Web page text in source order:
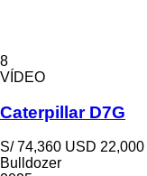
8
VÍDEO
Caterpillar D7G
S/ 74,360 USD 22,000
Bulldozer